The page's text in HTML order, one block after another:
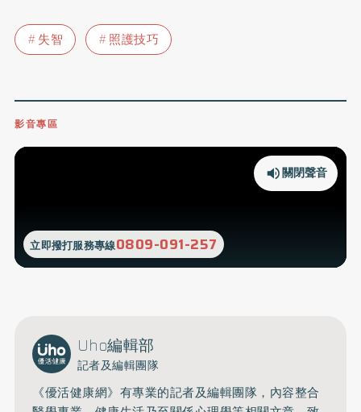
失智 照護技巧
影音專區
立即撥打服務專線0809-091-257
關閉聲音
Uho編輯部
記者及編輯團隊
《優活健康網》有專業的記者及編輯團隊，內容整合